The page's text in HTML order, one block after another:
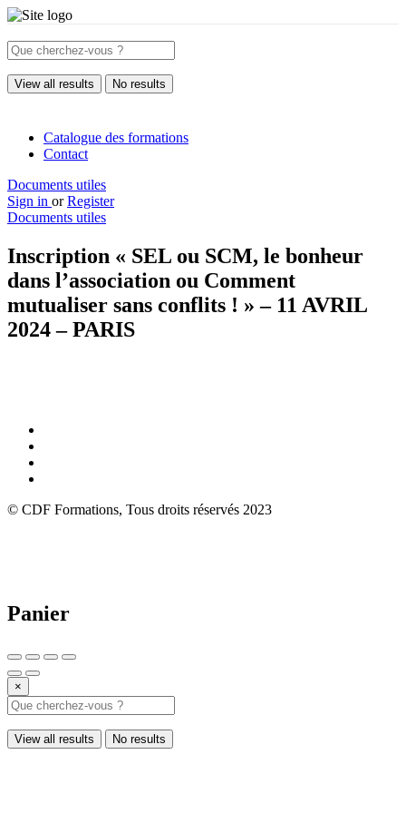
View all results No results
Catalogue des formations
Contact
Documents utiles
Sign in or Register
Documents utiles
Inscription « SEL ou SCM, le bonheur
dans l’association ou Comment
mutualiser sans conflits ! » – 11 AVRIL
2024 – PARIS
© CDF Formations, Tous droits réservés 2023
Panier
×
View all results No results